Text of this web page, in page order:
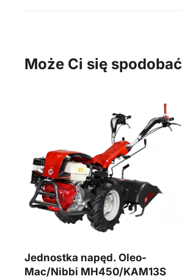
Może Ci się spodobać
Jednostka napęd. Oleo-
Mac/Nibbi MH450/KAM13S